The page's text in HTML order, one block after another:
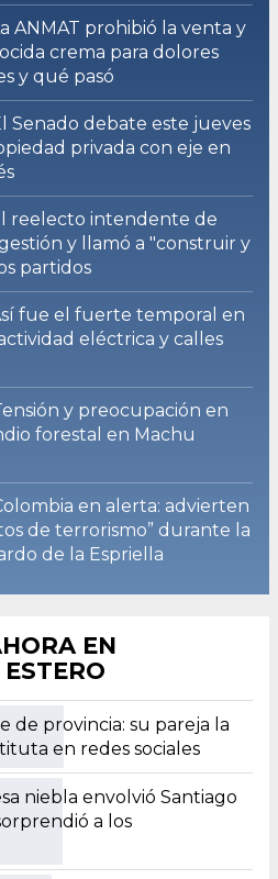
ANMAT prohibió la venta y
crema para dolores
y qué pasó
Senado debate este jueves
privada con eje en
reelecto intendente de
y llamó a "construir y
partidos
fue el fuerte temporal en
eléctrica y calles
y preocupación en
forestal en Machu
en alerta: advierten
de terrorismo” durante la
de la Espriella
EN
de provincia: su pareja la
en redes sociales
niebla envolvió Santiago
a los